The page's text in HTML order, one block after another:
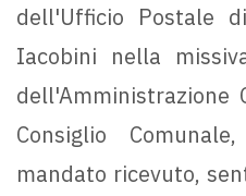
dell'Ufficio Postale
Iacobini nella
Consiglio
mandato ricevuto,